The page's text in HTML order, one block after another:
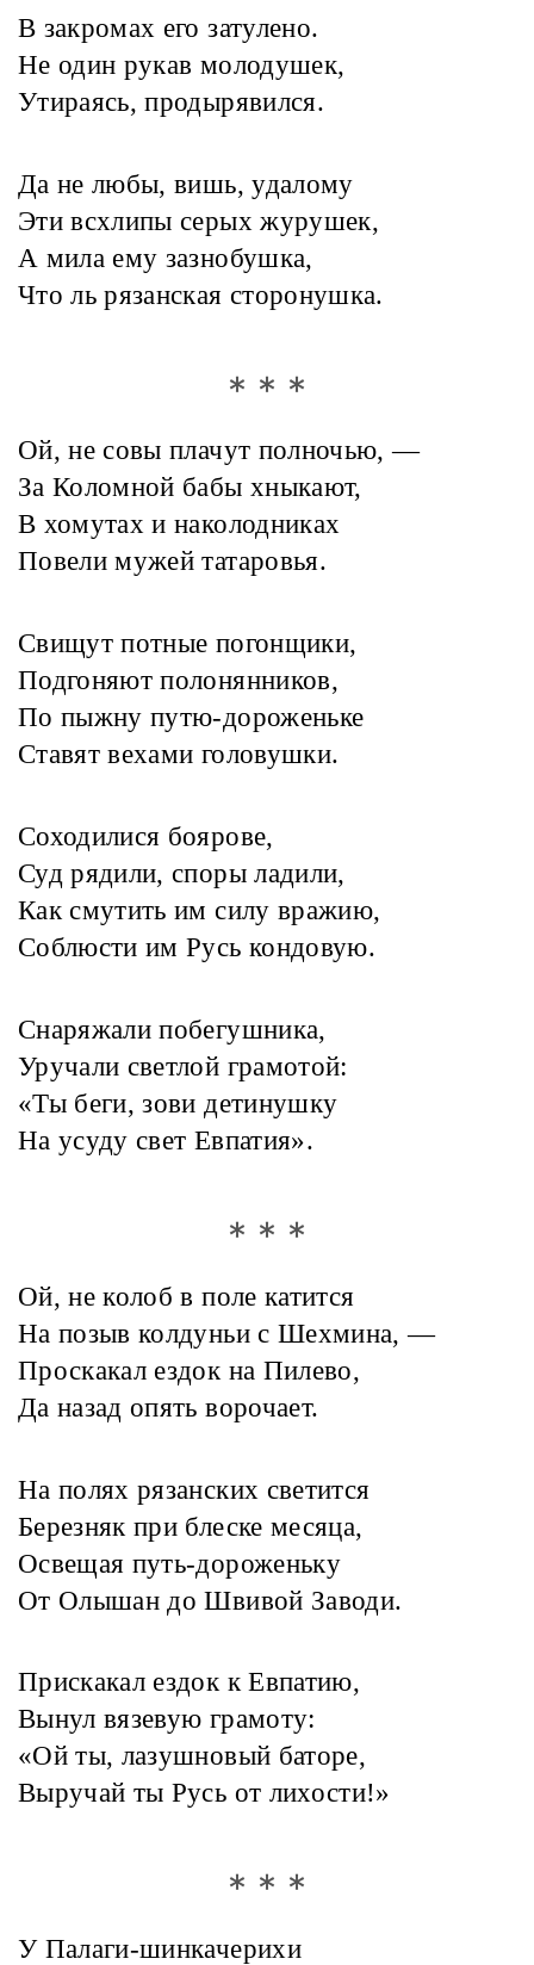
В закромах его затулено.
Не один рукав молодушек,
Утираясь, продырявился.
Да не любы, вишь, удалому
Эти всхлипы серых журушек,
А мила ему зазнобушка,
Что ль рязанская сторонушка.
* * *
Ой, не совы плачут полночью, —
За Коломной бабы хныкают,
В хомутах и наколодниках
Повели мужей татаровья.
Свищут потные погонщики,
Подгоняют полонянников,
По пыжну путю-дороженьке
Ставят вехами головушки.
Соходилися боярове,
Суд рядили, споры ладили,
Как смутить им силу вражию,
Соблюсти им Русь кондовую.
Снаряжали побегушника,
Уручали светлой грамотой:
«Ты беги, зови детинушку
На усуду свет Евпатия».
* * *
Ой, не колоб в поле катится
На позыв колдуньи с Шехмина, —
Проскакал ездок на Пилево,
Да назад опять ворочает.
На полях рязанских светится
Березняк при блеске месяца,
Освещая путь-дороженьку
От Олышан до Швивой Заводи.
Прискакал ездок к Евпатию,
Вынул вязевую грамоту:
«Ой ты, лазушновый баторе,
Выручай ты Русь от лихости!»
* * *
У Палаги-шинкачерихи